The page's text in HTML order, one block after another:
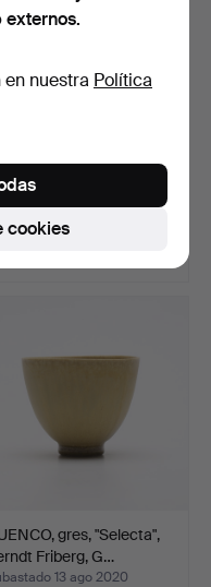
gres, "Selecta", Berndt
Gust…
7 jun 2015
gres, "Selecta",
Friberg, G…
13 ago 2020
externos.
nuestra Política
cookies